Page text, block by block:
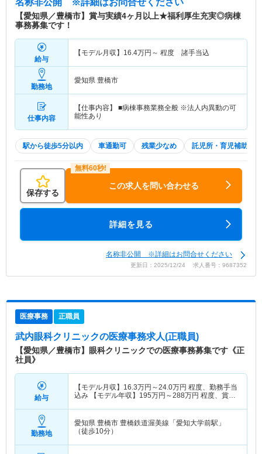
名称非公開 ※詳細はお問合せください
【愛知県／豊橋市】賞与実績4ヶ月以上★福利厚生充実◎病棟
事務募集です！
給与
【モデル月収】 16.4万円～ 程度 諸手当込
勤務地
愛知県 豊橋市
仕事内容
【仕事内容】 ■病棟事務業務全般 ※法人内異動の可
能性あり
駅から徒歩5分以内 車通勤可 残業少なめ 託児所・育児補助
保存する
この求人を問い合わせる
詳細を見る
名称非公開 ※詳細はお問合せください
更新日：2025/12/24 求人番号：9687352
医療事務 正職員
武内眼科クリニックの医療事務求人(正職員)
【愛知県／豊橋市】眼科クリニックでの医療事務募集です《正
社員》
給与
【モデル月収】 16.3万円～24.0万円 程度、勤務手当
込み 【モデル年収】 195万円～288万円 程度、賞与
勤務地
愛知県 豊橋市 豊橋鉄道渥美線「愛知大学前駅」
（徒歩10分）